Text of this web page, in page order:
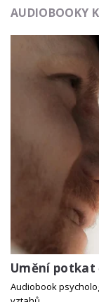
AUDIOBOOKY
Umění potkat
Audiobook